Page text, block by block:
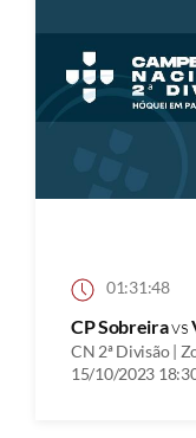
01:31:48
CP Sobreiravs
CN 2ª Divisão |
15/10/2023